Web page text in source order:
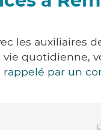
les auxiliaires
rappelé par un